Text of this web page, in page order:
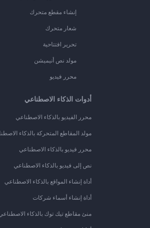
إنشاء مقطع متحرك
شعار متحرك
تحرير افتتاحية
مولد نص أنيميشن
محرر فيديو
أدوات الذكاء الاصطناعي
محرر الفيديو بالذكاء الاصطناعي
مولد المقاطع المتحركة بالذكاء
محرر فيديو بالذكاء الاصطناعي
نص إلى فيديو بالذكاء الاصطناعي
أداة إنشاء المواقع بالذكاء الاصطناعي
أداة إنشاء أسماء شركات
منئ مقاطع تيك توك بالذكاء